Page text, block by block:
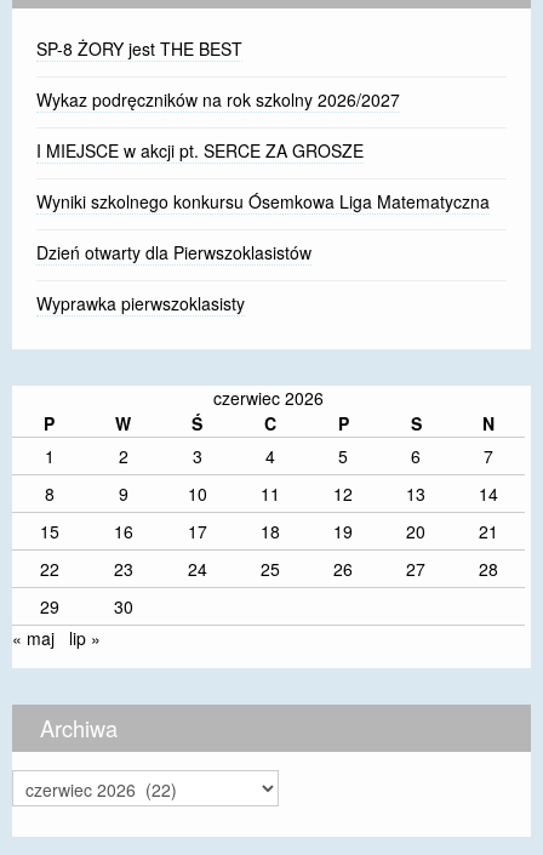
SP-8 ŻORY jest THE BEST
Wykaz podręczników na rok szkolny 2026/2027
I MIEJSCE w akcji pt. SERCE ZA GROSZE
Wyniki szkolnego konkursu Ósemkowa Liga Matematyczna
Dzień otwarty dla Pierwszoklasistów
Wyprawka pierwszoklasisty
czerwiec 2026
P
W Ś C P S
N
1
2 3 4 5 6
7
8
9 10 11 12 13
14
15
16 17 18 19 20
21
22
23 24 25 26 27
28
29
30
« maj
lip »
Archiwa
Archiwa